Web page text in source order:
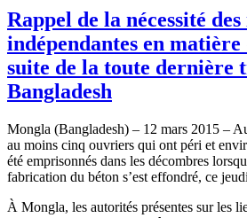
Rappel de la nécessité
indépendantes en
suite de la toute dernière
Bangladesh
Mongla (Bangladesh) – 12 mars 2015 –
au moins cinq ouvriers qui ont péri et
été emprisonnés dans les décombres
fabrication du béton s’est effondré, ce
À Mongla, les autorités présentes sur les